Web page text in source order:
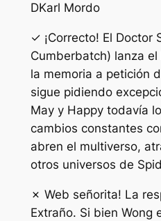
DKarl Mordo
✓ ¡Correcto! El Doctor
Cumberbatch) lanza
la memoria a petición
sigue pidiendo
May y Happy todavía
cambios constantes
abren el multiverso,
otros universos de
✗ Web señorita! La
Extraño. Si bien Wong